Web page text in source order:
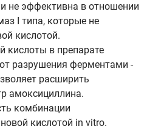
и не эффективна в отношении
I типа, которые не
кислотой.
кислоты в препарате
разрушения ферментами -
расширить
амоксициллина.
комбинации
кислотой in vitro.